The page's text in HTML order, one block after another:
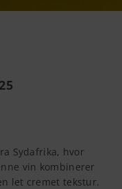
Sydafrika, hvor
vin kombinerer
let cremet tekstur.